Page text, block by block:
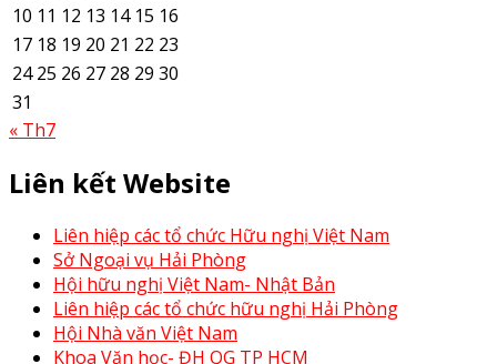
10 11 12 13 14 15 16
17 18 19 20 21 22 23
24 25 26 27 28 29 30
31
« Th7
Liên kết Website
Liên hiệp các tổ chức Hữu nghị Việt Nam
Sở Ngoại vụ Hải Phòng
Hội hữu nghị Việt Nam- Nhật Bản
Liên hiệp các tổ chức hữu nghị Hải Phòng
Hội Nhà văn Việt Nam
Khoa Văn học- ĐH QG TP HCM